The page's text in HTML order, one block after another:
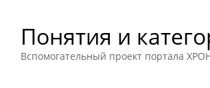
Понятия и
Вспомогательный проект портала